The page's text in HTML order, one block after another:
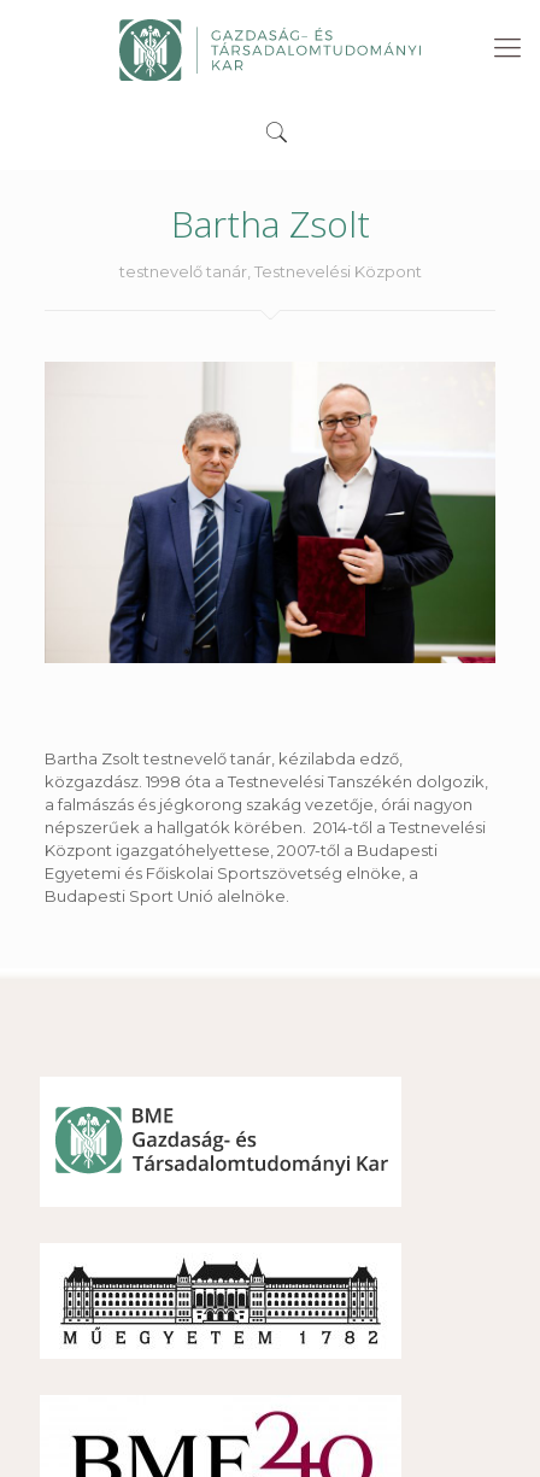
Bartha Zsolt
testnevelő tanár, Testnevelési Központ
Bartha Zsolt testnevelő tanár, kézilabda edző,
közgazdász. 1998 óta a Testnevelési Tanszékén dolgozik,
a falmászás és jégkorong szakág vezetője, órái nagyon
népszerűek a hallgatók körében. 2014-től a Testnevelési
Központ igazgatóhelyettese, 2007-től a Budapesti
Egyetemi és Főiskolai Sportszövetség elnöke, a
Budapesti Sport Unió alelnöke.